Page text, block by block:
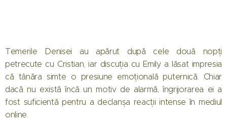
Temerile Denisei au apărut după cele două nopți
petrecute cu Cristian, iar discuția cu Emily a lăsat impresia
că tânăra simte o presiune emoțională puternică. Chiar
dacă nu există încă un motiv de alarmă, îngrijorarea ei a
fost suficientă pentru a declanșa reacții intense în mediul
online.